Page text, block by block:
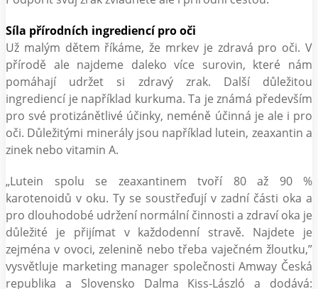
Síla přírodních ingrediencí pro oči
Už malým dětem říkáme, že mrkev je zdravá pro oči. V
přírodě ale najdeme daleko více surovin, které nám
pomáhají udržet si zdravý zrak. Další důležitou
ingrediencí je například kurkuma. Ta je známá především
pro své protizánětlivé účinky, neméně účinná je ale i pro
oči. Důležitými minerály jsou například lutein, zeaxantin a
zinek nebo vitamin A.
„Lutein spolu se zeaxantinem tvoří 80 až 90 %
karotenoidů v oku. Ty se soustřeďují v zadní části oka a
pro dlouhodobé udržení normální činnosti a zdraví oka je
důležité je přijímat v každodenní stravě. Najdete je
zejména v ovoci, zelenině nebo třeba vaječném žloutku,”
vysvětluje marketing manager společnosti Amway Česká
republika a Slovensko Dalma Kiss-László a dodává: